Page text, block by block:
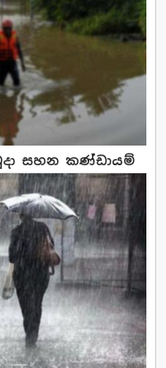
සහන කණ්ඩායම්